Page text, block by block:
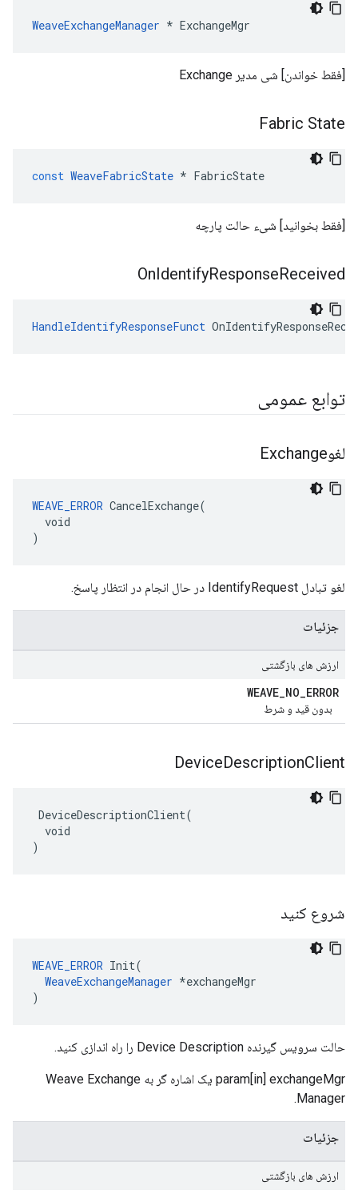
WeaveExchangeManager * ExchangeMgr
[فقط خواندن] شی مدیر Exchange
Fabric State
const WeaveFabricState * FabricState
[فقط بخوانید] شیء حالت پارچه
OnIdentifyResponseReceived
HandleIdentifyResponseFunct
توابع عمومی
لغوExchange
WEAVE_ERROR CancelExchange(
  void
)
لغو تبادل IdentifyRequest در حال انجام در انتظار پاسخ.
جزئیات
ارزش های بازگشتی
WEAVE_NO_ERROR
بدون قید و شرط
DeviceDescriptionClient
DeviceDescriptionClient(
  void
)
شروع کنید
WEAVE_ERROR Init(
WeaveExchangeManager *exchangeMgr
)
حالت سرویس گیرنده Device Description را راه اندازی کنید.
param[in] exchangeMgr یک اشاره گر به Weave Exchange
Manager.
جزئیات
ارزش های بازگشتی